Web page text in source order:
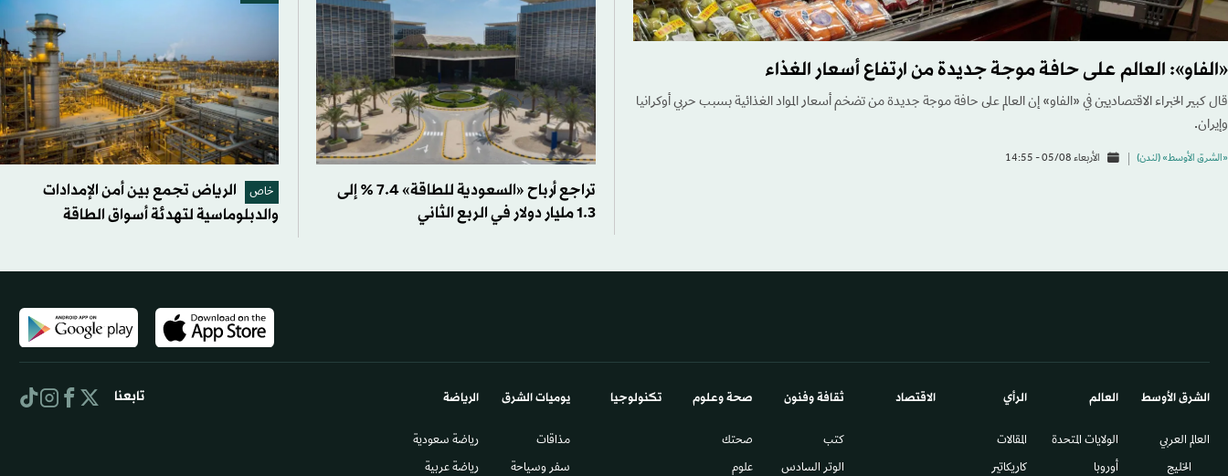
«الفاو»: العالم على حافة موجة جديدة من ارتفاع أسعار الغذاء
قال كبير الخبراء الاقتصاديين في «الفاو» إن العالم على حافة موجة جديدة من تضخم أسعار المواد الغذائية بسبب حربي أوكرانيا
وإيران.
«الشرق الأوسط» (لندن) الأربعاء 05/08 - 14:55
تراجع أرباح «السعودية للطاقة» 7.4 % إلى
1.3 مليار دولار في الربع الثاني
خاص
الرياض تجمع بين أمن الإمدادات
والدبلوماسية لتهدئة أسواق الطاقة
الشرق الأوسط​
العالم العربي
الخليج
العالم
الولايات المتحدة
أوروبا
الرأي
المقالات
كاريكاتير
الاقتصاد ثقافة وفنون
كتب
الوتر السادس​
صحة وعلوم
صحتك
علوم
تكنولوجيا يوميات الشرق​
مذاقات
سفر وسياحة
الرياضة
رياضة سعودية
رياضة عربية
تابعنا